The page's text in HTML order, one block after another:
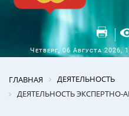
Четверг, 06 Августа 2026,
ГЛАВНАЯ
ДЕЯТЕЛЬНОСТЬ
ДЕЯТЕЛЬНОСТЬ